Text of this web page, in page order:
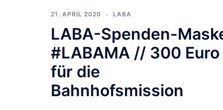
21. APRIL 2020 LABA
LABA-Spenden-
#LABAMA // 300 Euro
für die
Bahnhofsmission